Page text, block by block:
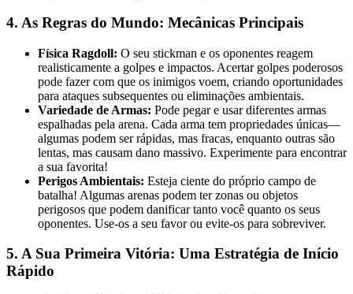
4. As Regras do Mundo: Mecânicas Principais
Física Ragdoll: O seu stickman e os oponentes reagem
realisticamente a golpes e impactos. Acertar golpes poderosos
pode fazer com que os inimigos voem, criando oportunidades
para ataques subsequentes ou eliminações ambientais.
Variedade de Armas: Pode pegar e usar diferentes armas
espalhadas pela arena. Cada arma tem propriedades únicas—
algumas podem ser rápidas, mas fracas, enquanto outras são
lentas, mas causam dano massivo. Experimente para encontrar
a sua favorita!
Perigos Ambientais: Esteja ciente do próprio campo de
batalha! Algumas arenas podem ter zonas ou objetos
perigosos que podem danificar tanto você quanto os seus
oponentes. Use-os a seu favor ou evite-os para sobreviver.
5. A Sua Primeira Vitória: Uma Estratégia de Início
Rápido